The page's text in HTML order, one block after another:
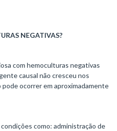
NEGATIVAS?
com hemoculturas negativas
causal não cresceu nos
ocorrer em aproximadamente
como: administração de